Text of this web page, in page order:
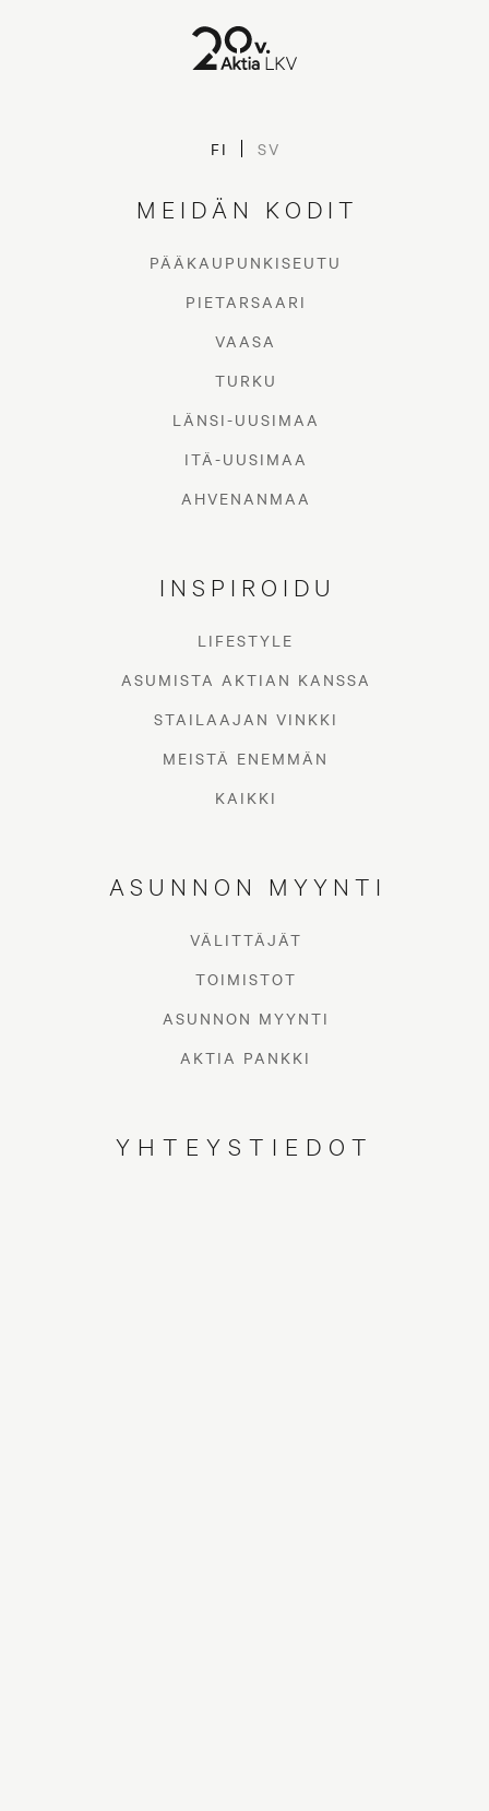
FI SV
MEIDÄN KODIT
PÄÄKAUPUNKISEUTU
PIETARSAARI
VAASA
TURKU
LÄNSI-UUSIMAA
ITÄ-UUSIMAA
AHVENANMAA
INSPIROIDU
LIFESTYLE
ASUMISTA AKTIAN KANSSA
STAILAAJAN VINKKI
MEISTÄ ENEMMÄN
KAIKKI
ASUNNON MYYNTI
VÄLITTÄJÄT
TOIMISTOT
ASUNNON MYYNTI
AKTIA PANKKI
YHTEYSTIEDOT